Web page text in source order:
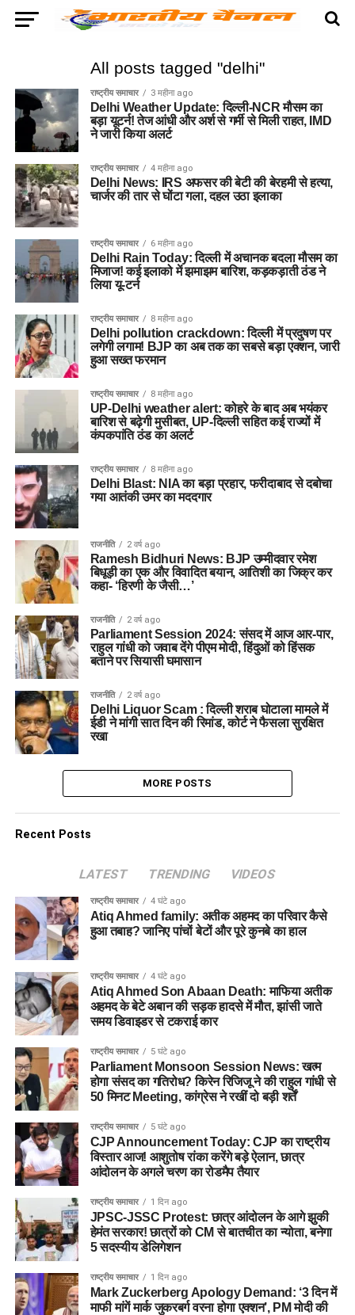
All posts tagged "delhi"
राष्ट्रीय समाचार 3 महीना ago
Delhi Weather Update: दिल्ली-NCR मौसम का
बड़ा यूटर्न! तेज आंधी और अर्श से गर्मी से मिली राहत, IMD
ने जारी किया अलर्ट
राष्ट्रीय समाचार 4 महीना ago
Delhi News: IRS अफसर की बेटी की बेरहमी से हत्या,
चार्जर की तार से घोंटा गला, दहल उठा इलाका
राष्ट्रीय समाचार 6 महीना ago
Delhi Rain Today: दिल्ली में अचानक बदला मौसम का
मिजाज! कई इलाको में झमाझम बारिश, कड़कड़ाती ठंड ने
लिया यू-टर्न
राष्ट्रीय समाचार 8 महीना ago
Delhi pollution crackdown: दिल्ली में प्रदुषण पर
लगेगी लगाम! BJP का अब तक का सबसे बड़ा एक्शन, जारी
हुआ सख्त फरमान
राष्ट्रीय समाचार 8 महीना ago
UP-Delhi weather alert: कोहरे के बाद अब भयंकर
बारिश से बढ़ेगी मुसीबत, UP-दिल्ली सहित कई राज्यों में
कंपकपांति ठंड का अलर्ट
राष्ट्रीय समाचार 8 महीना ago
Delhi Blast: NIA का बड़ा प्रहार, फरीदाबाद से दबोचा
गया आतंकी उमर का मददगार
राजनीति 2 वर्ष ago
Ramesh Bidhuri News: BJP उम्मीदवार रमेश
बिधूड़ी का एक और विवादित बयान, आतिशी का जिक्र कर
कहा- ‘हिरणी के जैसी…’
राजनीति 2 वर्ष ago
Parliament Session 2024: संसद में आज आर-पार,
राहुल गांधी को जवाब देंगे पीएम मोदी, हिंदुओं को हिंसक
बताने पर सियासी घमासान
राजनीति 2 वर्ष ago
Delhi Liquor Scam : दिल्ली ​शराब घोटाला मामले में
ईडी ने मांगी सात दिन की रिमांड, कोर्ट ने फैसला सुरक्षित
रखा
MORE POSTS
Recent Posts
LATEST TRENDING VIDEOS
राष्ट्रीय समाचार 4 घंटे ago
Atiq Ahmed family: अतीक अहमद का परिवार कैसे
हुआ तबाह? जानिए पांचों बेटों और पूरे कुनबे का हाल
राष्ट्रीय समाचार 4 घंटे ago
Atiq Ahmed Son Abaan Death: माफिया अतीक
अहमद के बेटे अबान की सड़क हादसे में मौत, झांसी जाते
समय डिवाइडर से टकराई कार
राष्ट्रीय समाचार 5 घंटे ago
Parliament Monsoon Session News: खत्म
होगा संसद का गतिरोध? किरेन रिजिजू ने की राहुल गांधी से
50 मिनट Meeting, कांग्रेस ने रखीं दो बड़ी शर्तें
राष्ट्रीय समाचार 5 घंटे ago
CJP Announcement Today: CJP का राष्ट्रीय
विस्तार आज! आशुतोष रांका करेंगे बड़े ऐलान, छात्र
आंदोलन के अगले चरण का रोडमैप तैयार
राष्ट्रीय समाचार 1 दिन ago
JPSC-JSSC Protest: छात्र आंदोलन के आगे झुकी
हेमंत सरकार! छात्रों को CM से बातचीत का न्योता, बनेगा
5 सदस्यीय डेलिगेशन
राष्ट्रीय समाचार 1 दिन ago
Mark Zuckerberg Apology Demand: ‘3 दिन में
माफी मांगें मार्क जुकरबर्ग वरना होगा एक्शन’, PM मोदी की